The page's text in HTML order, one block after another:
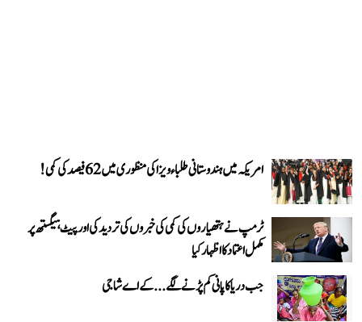
امریکہ میں ہندوستانی طلباء ویزا کی منظوری میں 62 فیصد کی کمی!
ٹرمپ نے ہتھیاروں کی کمی کی خبروں کی تردید کی اور پیٹ ہیگستھ پر
مکمل اعتماد کا اظہار کیا
جب دریا کا پانی کم پڑنے لگے...کے اے شاجی